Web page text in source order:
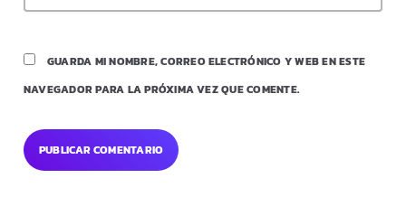
GUARDA MI NOMBRE, CORREO ELECTRÓNICO Y WEB EN ESTE
NAVEGADOR PARA LA PRÓXIMA VEZ QUE COMENTE.